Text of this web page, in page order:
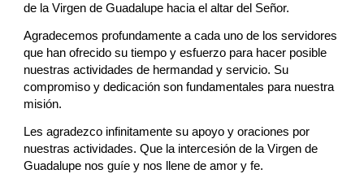
de la Virgen de Guadalupe hacia el altar del Señor.
Agradecemos profundamente a cada uno de los servidores
que han ofrecido su tiempo y esfuerzo para hacer posible
nuestras actividades de hermandad y servicio. Su
compromiso y dedicación son fundamentales para nuestra
misión.
Les agradezco infinitamente su apoyo y oraciones por
nuestras actividades. Que la intercesión de la Virgen de
Guadalupe nos guíe y nos llene de amor y fe.